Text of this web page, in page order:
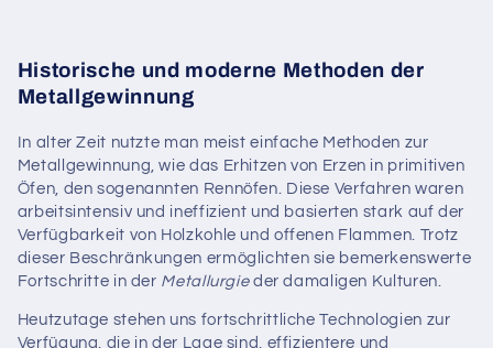
Historische und moderne Methoden der
Metallgewinnung
In alter Zeit nutzte man meist einfache Methoden zur
Metallgewinnung, wie das Erhitzen von Erzen in primitiven
Öfen, den sogenannten Rennöfen. Diese Verfahren waren
arbeitsintensiv und ineffizient und basierten stark auf der
Verfügbarkeit von Holzkohle und offenen Flammen. Trotz
dieser Beschränkungen ermöglichten sie bemerkenswerte
Fortschritte in der Metallurgie der damaligen Kulturen.
Heutzutage stehen uns fortschrittliche Technologien zur
Verfügung, die in der Lage sind, effizientere und